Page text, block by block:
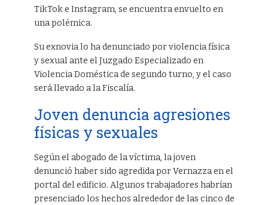
TikTok e Instagram, se encuentra envuelto en
una polémica.
Su exnovia lo ha denunciado por violencia física
y sexual ante el Juzgado Especializado en
Violencia Doméstica de segundo turno, y el caso
será llevado a la Fiscalía.
Joven denuncia agresiones
físicas y sexuales
Según el abogado de la víctima, la joven
denunció haber sido agredida por Vernazza en el
portal del edificio. Algunos trabajadores habrían
presenciado los hechos alrededor de las cinco de